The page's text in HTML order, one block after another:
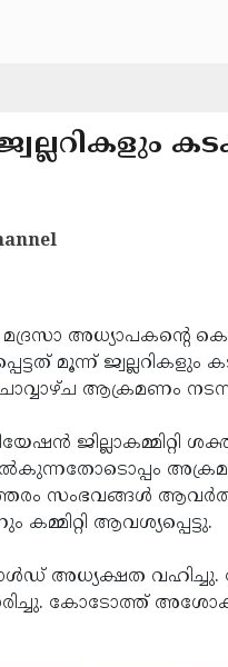
മദ്രസാ അധ്യാപകന്റെ
മൂന്ന്
ആക്രമണം
സംഭവങ്ങള്‍
ആവശ്യപ്പെട്ടു.
അധ്യക്ഷത വഹിച്ചു.
കോടോത്ത്